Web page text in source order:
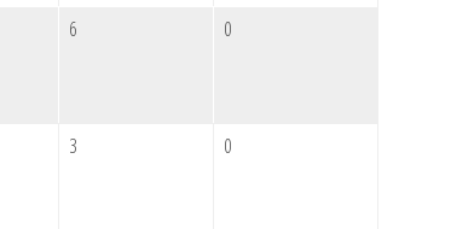
6 0
3 0